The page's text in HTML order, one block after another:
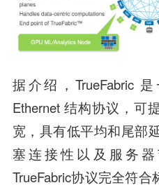
据介绍，TrueFabric
Ethernet 结构协议，可
宽，具有低平均和尾部
塞连接性以及服务器
TrueFabric协议完全符